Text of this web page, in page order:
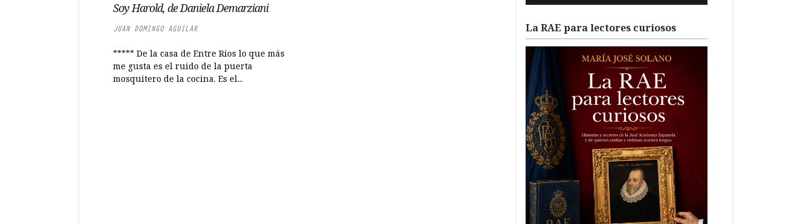
Soy Harold, de Daniela Demarziani
JUAN DOMINGO AGUILAR
***** De la casa de Entre Ríos lo que más
me gusta es el ruido de la puerta
mosquitero de la cocina. Es el...
La RAE para lectores curiosos